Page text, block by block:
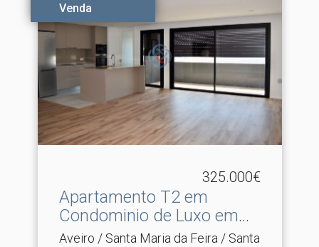
Venda
325.000€
Apartamento T2 em
Condominio de Luxo em
Santa.​..
Aveiro / Santa Maria da Feira / Santa